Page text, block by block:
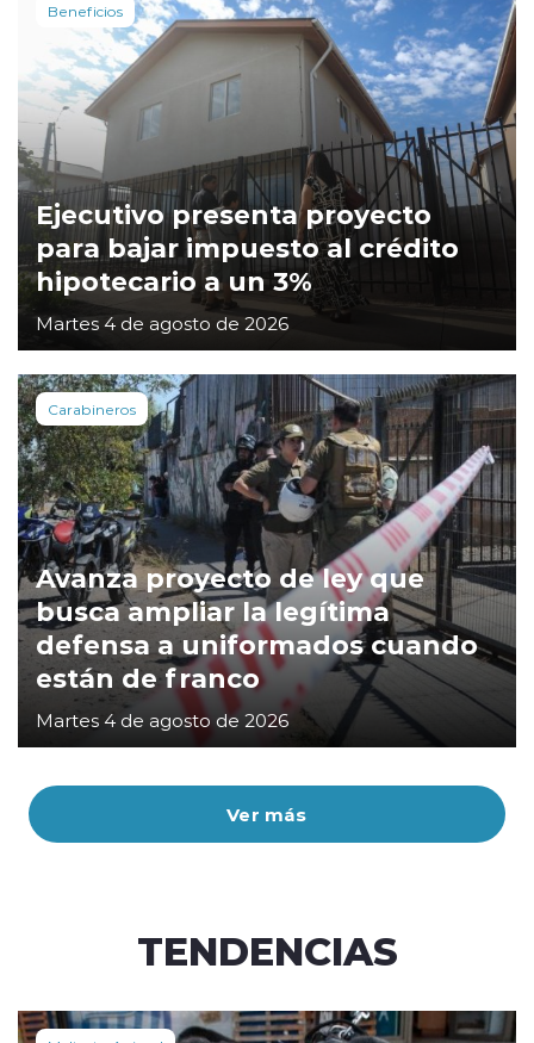
Ver más
Beneficios
Ejecutivo presenta proyecto
para bajar impuesto al crédito
hipotecario a un 3%
Martes 4 de agosto de 2026
Carabineros
Avanza proyecto de ley que
busca ampliar la legítima
defensa a uniformados cuando
están de franco
Martes 4 de agosto de 2026
TENDENCIAS